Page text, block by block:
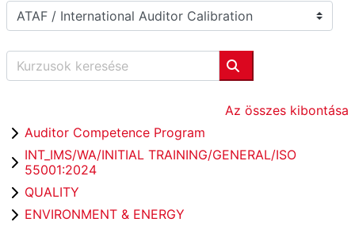
Kurzuskategóriák
Kurzusok keresése
Kurzusok keresése
Az összes kibontása
Auditor Competence Program
INT_IMS/WA/INITIAL TRAINING/GENERAL/ISO
55001:2024
QUALITY
ENVIRONMENT & ENERGY